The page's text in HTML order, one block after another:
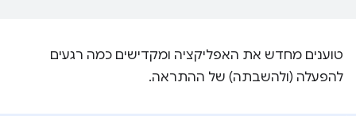
טוענים מחדש את האפליקציה ומקדישים כמה רגעים
להפעלה (ולהשבתה) של ההתראה.